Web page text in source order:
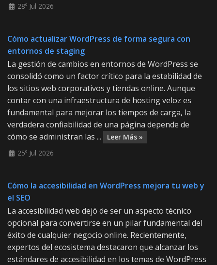
28º Jul 2026
Cómo actualizar WordPress de forma segura con
entornos de staging
La gestión de cambios en entornos de WordPress se
consolidó como un factor crítico para la estabilidad de
los sitios web corporativos y tiendas online. Aunque
contar con una infraestructura de hosting veloz es
fundamental para mejorar los tiempos de carga, la
verdadera confiabilidad de una página depende de
cómo se administran las ...
Leer Más »
25º Jul 2026
Cómo la accesibilidad en WordPress mejora tu web y
el SEO
La accesibilidad web dejó de ser un aspecto técnico
opcional para convertirse en un pilar fundamental del
éxito de cualquier negocio online. Recientemente,
expertos del ecosistema destacaron que alcanzar los
estándares de accesibilidad en los temas de WordPress